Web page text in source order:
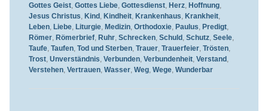
Gottes Geist, Gottes Liebe, Gottesdienst, Herz, Hoffnung,
Jesus Christus, Kind , Kindheit, Krankenhaus, Krankheit,
Leben, Liebe, Liturgie, Medizin, Orthodoxie, Paulus, Predigt,
Römer, Römerbrief, Ruhr, Schrecken, Schuld , Schutz, Seele,
Taufe, Taufen, Tod und Sterben, Trauer, Trauerfeier, Trösten,
Trost, Unverständnis, Verbunden, Verbundenheit, Verstand ,
Verstehen, Vertrauen, Wasser, Weg, Wege, Wunderbar